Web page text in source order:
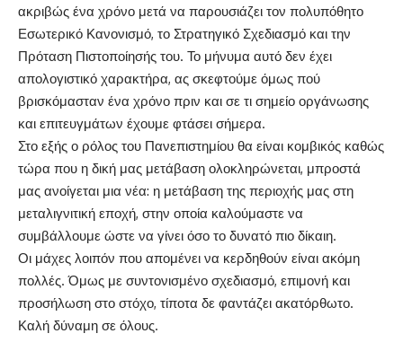
ακριβώς ένα χρόνο μετά να παρουσιάζει τον πολυπόθητο
Εσωτερικό Κανονισμό, το Στρατηγικό Σχεδιασμό και την
Πρόταση Πιστοποίησής του. Το μήνυμα αυτό δεν έχει
απολογιστικό χαρακτήρα, ας σκεφτούμε όμως πού
βρισκόμασταν ένα χρόνο πριν και σε τι σημείο οργάνωσης
και επιτευγμάτων έχουμε φτάσει σήμερα.
Στο εξής ο ρόλος του Πανεπιστημίου θα είναι κομβικός καθώς
τώρα που η δική μας μετάβαση ολοκληρώνεται, μπροστά
μας ανοίγεται μια νέα: η μετάβαση της περιοχής μας στη
μεταλιγνιτική εποχή, στην οποία καλούμαστε να
συμβάλλουμε ώστε να γίνει όσο το δυνατό πιο δίκαιη.
Οι μάχες λοιπόν που απομένει να κερδηθούν είναι ακόμη
πολλές. Όμως με συντονισμένο σχεδιασμό, επιμονή και
προσήλωση στο στόχο, τίποτα δε φαντάζει ακατόρθωτο.
Καλή δύναμη σε όλους.